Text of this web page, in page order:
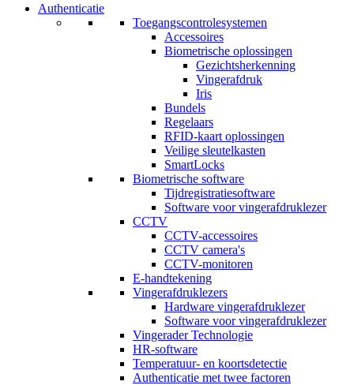
Authenticatie
Toegangscontrolesystemen
Accessoires
Biometrische oplossingen
Gezichtsherkenning
Vingerafdruk
Iris
Bundels
Regelaars
RFID-kaart oplossingen
Veilige sleutelkasten
SmartLocks
Biometrische software
Tijdregistratiesoftware
Software voor vingerafdruklezer
CCTV
CCTV-accessoires
CCTV camera's
CCTV-monitoren
E-handtekening
Vingerafdruklezers
Hardware vingerafdruklezer
Software voor vingerafdruklezer
Vingerader Technologie
HR-software
Temperatuur- en koortsdetectie
Authenticatie met twee factoren